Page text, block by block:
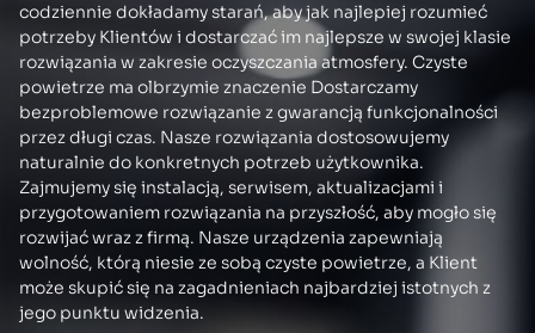
codziennie dokładamy starań, aby jak najlepiej rozumieć
potrzeby Klientów i dostarczać im najlepsze w swojej klasie
rozwiązania w zakresie oczyszczania atmosfery. Czyste
powietrze ma olbrzymie znaczenie Dostarczamy
bezproblemowe rozwiązanie z gwarancją funkcjonalności
przez długi czas. Nasze rozwiązania dostosowujemy
naturalnie do konkretnych potrzeb użytkownika.
Zajmujemy się instalacją, serwisem, aktualizacjami i
przygotowaniem rozwiązania na przyszłość, aby mogło się
rozwijać wraz z firmą. Nasze urządzenia zapewniają
wolność, którą niesie ze sobą czyste powietrze, a Klient
może skupić się na zagadnieniach najbardziej istotnych z
jego punktu widzenia.